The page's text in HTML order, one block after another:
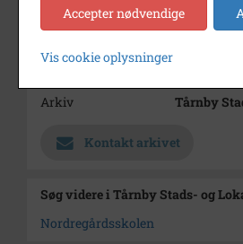
Type
Sogn
Enhed
Arkiv
Tårnby
Kontakt arkivet
Søg videre i Tårnby Stads- og
Nordregårdsskolen
Accepter nødvendige
Vis cookie oplysninger